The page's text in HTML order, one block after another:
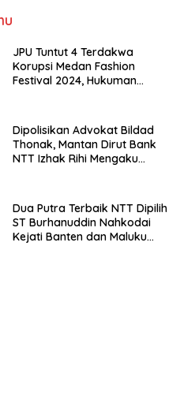
JPU Tuntut 4 Terdakwa
Korupsi Medan Fashion
Festival 2024, Hukuman
Dipolisikan Advokat Bildad
Thonak, Mantan Dirut Bank
NTT Izhak Rihi Mengaku
Dua Putra Terbaik NTT Dipilih
ST Burhanuddin Nahkodai
Kejati Banten dan Maluku